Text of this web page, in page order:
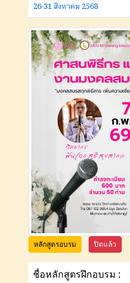
26-31 สิงหาคม 2568
หลักสูตรอบรม ปิดแล้ว
ชื่อหลักสูตรฝึกอบรม :